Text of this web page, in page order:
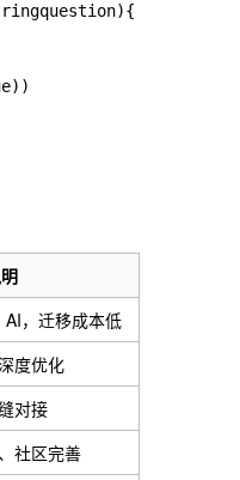
question){
))
，迁移成本低
度优化
对接
社区完善